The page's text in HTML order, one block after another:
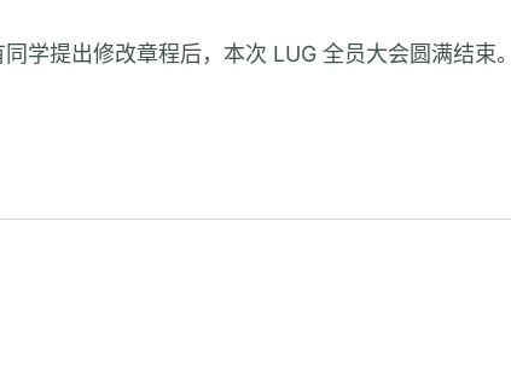
学提出修改章程后，本次 LUG 全员大会圆满结束